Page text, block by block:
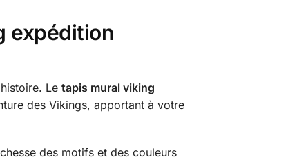
expédition
Le tapis mural viking
des Vikings, apportant à votre
des motifs et des couleurs